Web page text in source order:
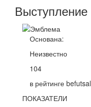
Выступление
Основана:
Неизвестно
104
в рейтинге befutsal
ПОКАЗАТЕЛИ